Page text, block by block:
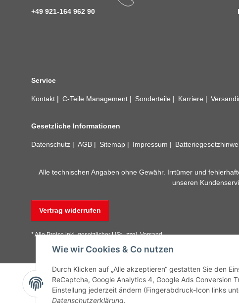
Wie wir Cookies & Co nutzen
Durch Klicken auf „Alle akzeptieren“ gestatten Sie den
ReCaptcha, Google Analytics 4, Google Ads Conversion
Einstellung jederzeit ändern (Fingerabdruck-Icon links
Datenschutzerklärung.
+49 921-164 962 90
Service
Kontakt C-Teile Management Sonderteile Karriere
Gesetzliche Informationen
Datenschutz AGB Sitemap Impressum
Alle technischen Angaben ohne Gewähr. Irrtümer und
unseren
Vertrag widerrufen
* Alle Preise inkl. gesetzlicher USt., zzgl.Versand